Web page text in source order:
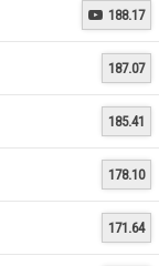
 188.17
187.07
185.41
178.10
171.64